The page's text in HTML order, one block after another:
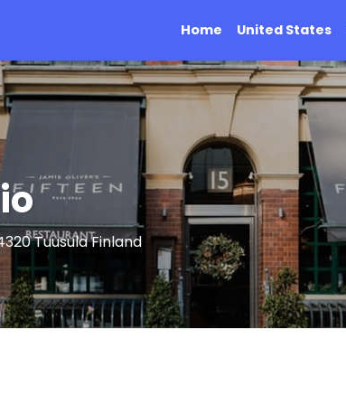
Home United States
Tuusula Finland